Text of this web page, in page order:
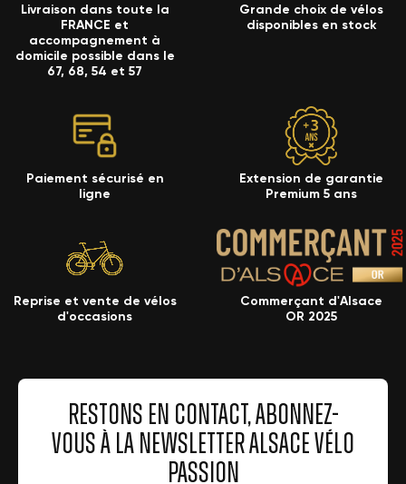
Livraison dans toute la
FRANCE et
accompagnement à
domicile possible dans le
67, 68, 54 et 57
Grande choix de vélos
disponibles en stock
Paiement sécurisé en
ligne
Extension de garantie
Premium 5 ans
Reprise et vente de vélos
d'occasions
Commerçant d'Alsace
OR 2025
RESTONS EN CONTACT, ABONNEZ-
VOUS À LA NEWSLETTER ALSACE VÉLO
PASSION